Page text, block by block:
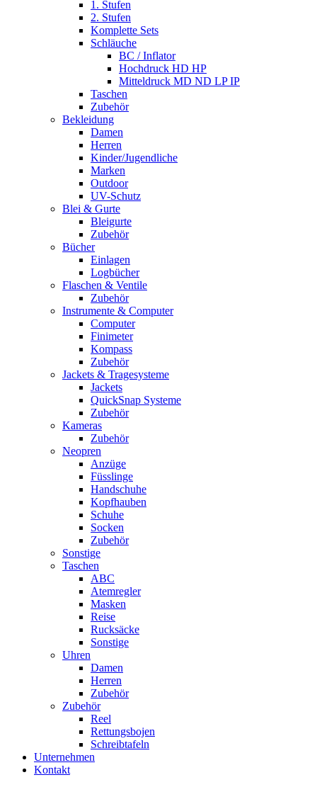
1. Stufen
2. Stufen
Komplette Sets
Schläuche
BC / Inflator
Hochdruck HD HP
Mitteldruck MD ND LP IP
Taschen
Zubehör
Bekleidung
Damen
Herren
Kinder/Jugendliche
Marken
Outdoor
UV-Schutz
Blei & Gurte
Bleigurte
Zubehör
Bücher
Einlagen
Logbücher
Flaschen & Ventile
Zubehör
Instrumente & Computer
Computer
Finimeter
Kompass
Zubehör
Jackets & Tragesysteme
Jackets
QuickSnap Systeme
Zubehör
Kameras
Zubehör
Neopren
Anzüge
Füsslinge
Handschuhe
Kopfhauben
Schuhe
Socken
Zubehör
Sonstige
Taschen
ABC
Atemregler
Masken
Reise
Rucksäcke
Sonstige
Uhren
Damen
Herren
Zubehör
Zubehör
Reel
Rettungsbojen
Schreibtafeln
Unternehmen
Kontakt